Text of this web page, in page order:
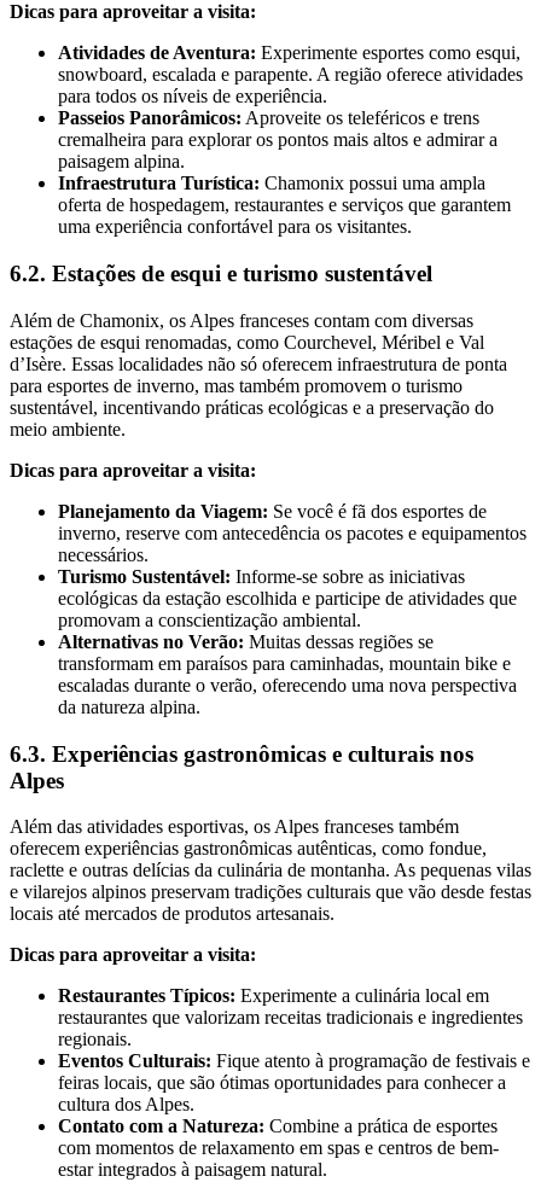
Dicas para aproveitar a visita:
Atividades de Aventura: Experimente esportes como esqui,
snowboard, escalada e parapente. A região oferece atividades
para todos os níveis de experiência.
Passeios Panorâmicos: Aproveite os teleféricos e trens
cremalheira para explorar os pontos mais altos e admirar a
paisagem alpina.
Infraestrutura Turística: Chamonix possui uma ampla
oferta de hospedagem, restaurantes e serviços que garantem
uma experiência confortável para os visitantes.
6.2. Estações de esqui e turismo sustentável
Além de Chamonix, os Alpes franceses contam com diversas
estações de esqui renomadas, como Courchevel, Méribel e Val
d’Isère. Essas localidades não só oferecem infraestrutura de ponta
para esportes de inverno, mas também promovem o turismo
sustentável, incentivando práticas ecológicas e a preservação do
meio ambiente.
Dicas para aproveitar a visita:
Planejamento da Viagem: Se você é fã dos esportes de
inverno, reserve com antecedência os pacotes e equipamentos
necessários.
Turismo Sustentável: Informe-se sobre as iniciativas
ecológicas da estação escolhida e participe de atividades que
promovam a conscientização ambiental.
Alternativas no Verão: Muitas dessas regiões se
transformam em paraísos para caminhadas, mountain bike e
escaladas durante o verão, oferecendo uma nova perspectiva
da natureza alpina.
6.3. Experiências gastronômicas e culturais nos
Alpes
Além das atividades esportivas, os Alpes franceses também
oferecem experiências gastronômicas autênticas, como fondue,
raclette e outras delícias da culinária de montanha. As pequenas vilas
e vilarejos alpinos preservam tradições culturais que vão desde festas
locais até mercados de produtos artesanais.
Dicas para aproveitar a visita:
Restaurantes Típicos: Experimente a culinária local em
restaurantes que valorizam receitas tradicionais e ingredientes
regionais.
Eventos Culturais: Fique atento à programação de festivais e
feiras locais, que são ótimas oportunidades para conhecer a
cultura dos Alpes.
Contato com a Natureza: Combine a prática de esportes
com momentos de relaxamento em spas e centros de bem-
estar integrados à paisagem natural.